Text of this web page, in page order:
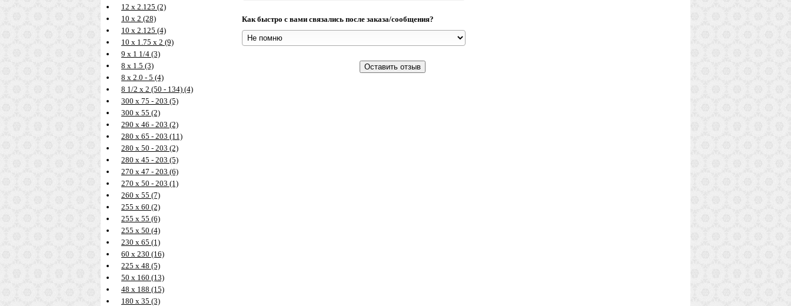
12 х 2.125 (2)
10 х 2 (28)
10 х 2.125 (4)
10 х 1.75 х 2 (9)
9 х 1 1/4 (3)
8 х 1.5 (3)
8 х 2.0 - 5 (4)
8 1/2 х 2 (50 - 134) (4)
300 х 75 - 203 (5)
300 х 55 (2)
290 х 46 - 203 (2)
280 х 65 - 203 (11)
280 х 50 - 203 (2)
280 х 45 - 203 (5)
270 х 47 - 203 (6)
270 х 50 - 203 (1)
260 х 55 (7)
255 х 60 (2)
255 х 55 (6)
255 х 50 (4)
230 х 65 (1)
60 х 230 (16)
225 х 48 (5)
50 х 160 (13)
48 х 188 (15)
180 х 35 (3)
Как быстро с вами связались после заказа/сообщения?